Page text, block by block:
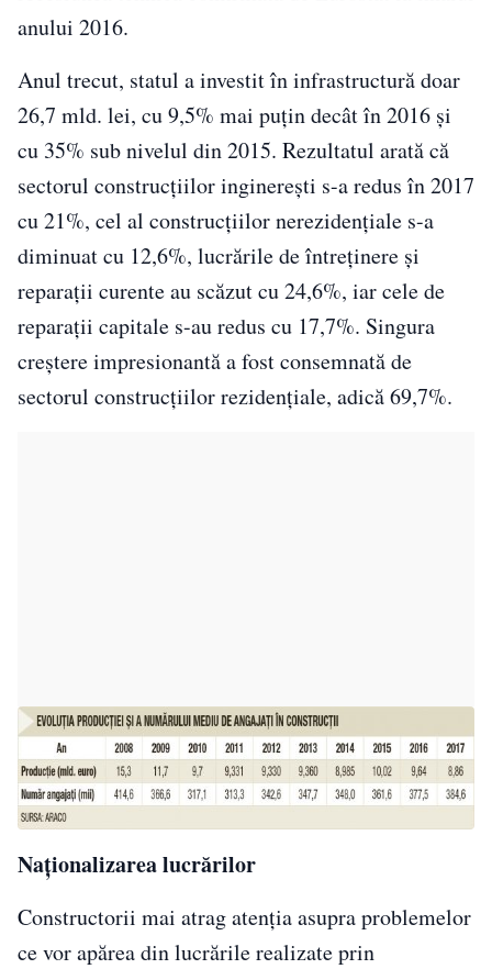
anului 2016.
Anul trecut, statul a investit în infrastructură doar
26,7 mld. lei, cu 9,5% mai puţin decât în 2016 şi
cu 35% sub nivelul din 2015. Rezultatul arată că
sectorul construcţiilor inginereşti s-a redus în 2017
cu 21%, cel al construcţiilor nerezidenţiale s-a
diminuat cu 12,6%, lucrările de întreţinere şi
reparaţii curente au scăzut cu 24,6%, iar cele de
reparaţii capitale s-au redus cu 17,7%. Singura
creştere impresionantă a fost consemnată de
sectorul construcţiilor rezidenţiale, adică 69,7%.
Naţionalizarea lucrărilor
Constructorii mai atrag atenţia asupra problemelor
ce vor apărea din lucrările realizate prin